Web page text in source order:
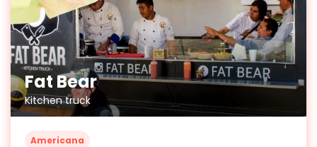
Fat Bear
Kitchen truck
Americana